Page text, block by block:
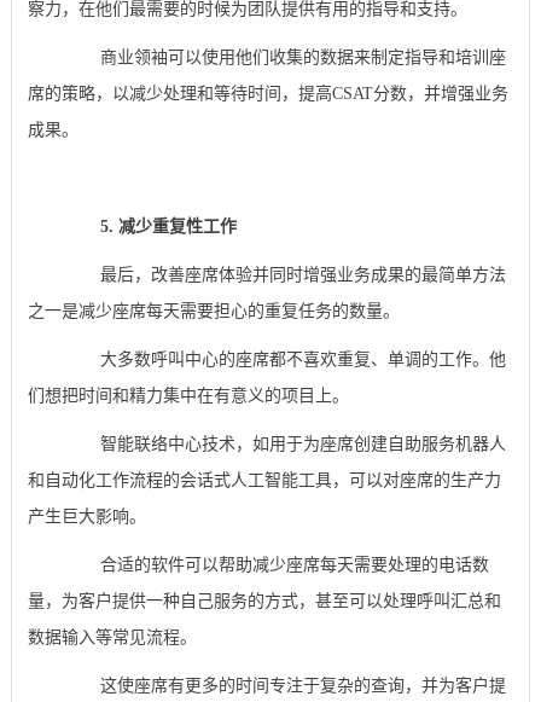
察力，在他们最需要的时候为团队提供有用的指导和支持。
商业领袖可以使用他们收集的数据来制定指导和培训座
席的策略，以减少处理和等待时间，提高CSAT分数，并增强业务
成果。
5. 减少重复性工作
最后，改善座席体验并同时增强业务成果的最简单方法
之一是减少座席每天需要担心的重复任务的数量。
大多数呼叫中心的座席都不喜欢重复、单调的工作。他
们想把时间和精力集中在有意义的项目上。
智能联络中心技术，如用于为座席创建自助服务机器人
和自动化工作流程的会话式人工智能工具，可以对座席的生产力
产生巨大影响。
合适的软件可以帮助减少座席每天需要处理的电话数
量，为客户提供一种自己服务的方式，甚至可以处理呼叫汇总和
数据输入等常见流程。
这使座席有更多的时间专注于复杂的查询，并为客户提